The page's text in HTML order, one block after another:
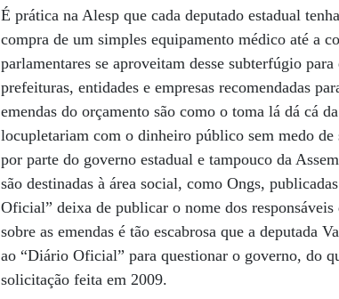
É prática na Alesp que cada deputado estadual
compra de um simples equipamento médico até a
parlamentares se aproveitam desse subterfúgio
prefeituras, entidades e empresas recomendadas
emendas do orçamento são como o toma lá dá cá
locupletariam com o dinheiro público sem medo
por parte do governo estadual e tampouco da
são destinadas à área social, como Ongs,
Oficial” deixa de publicar o nome dos
sobre as emendas é tão escabrosa que a deputada
ao “Diário Oficial” para questionar o governo, do
solicitação feita em 2009.